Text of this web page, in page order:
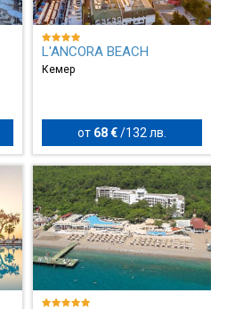
L'ANCORA BEACH
Кемер
от 68 €/ 132 лв.